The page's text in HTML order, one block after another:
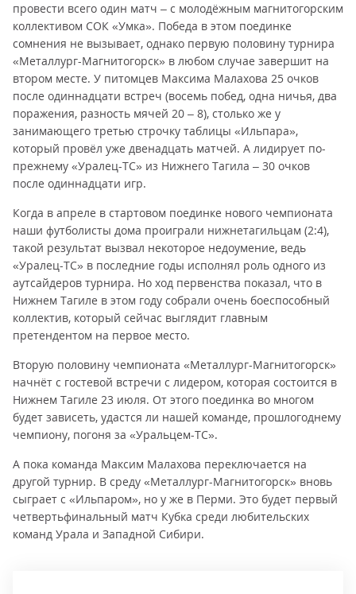
провести всего один матч – с молодёжным магнитогорским
коллективом СОК «Умка». Победа в этом поединке
сомнения не вызывает, однако первую половину турнира
«Металлург-Магнитогорск» в любом случае завершит на
втором месте. У питомцев Максима Малахова 25 очков
после одиннадцати встреч (восемь побед, одна ничья, два
поражения, разность мячей 20 – 8), столько же у
занимающего третью строчку таблицы «Ильпара»,
который провёл уже двенадцать матчей. А лидирует по-
прежнему «Уралец-ТС» из Нижнего Тагила – 30 очков
после одиннадцати игр.
Когда в апреле в стартовом поединке нового чемпионата
наши футболисты дома проиграли нижнетагильцам (2:4),
такой результат вызвал некоторое недоумение, ведь
«Уралец-ТС» в последние годы исполнял роль одного из
аутсайдеров турнира. Но ход первенства показал, что в
Нижнем Тагиле в этом году собрали очень боеспособный
коллектив, который сейчас выглядит главным
претендентом на первое место.
Вторую половину чемпионата «Металлург-Магнитогорск»
начнёт с гостевой встречи с лидером, которая состоится в
Нижнем Тагиле 23 июля. От этого поединка во многом
будет зависеть, удастся ли нашей команде, прошлогоднему
чемпиону, погоня за «Уральцем-ТС».
А пока команда Максим Малахова переключается на
другой турнир. В среду «Металлург-Магнитогорск» вновь
сыграет с «Ильпаром», но у же в Перми. Это будет первый
четвертьфинальный матч Кубка среди любительских
команд Урала и Западной Сибири.